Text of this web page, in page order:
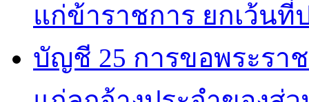
แก่ข้าราชการ ยกเว้น
บัญชี 25 การขอพระรา